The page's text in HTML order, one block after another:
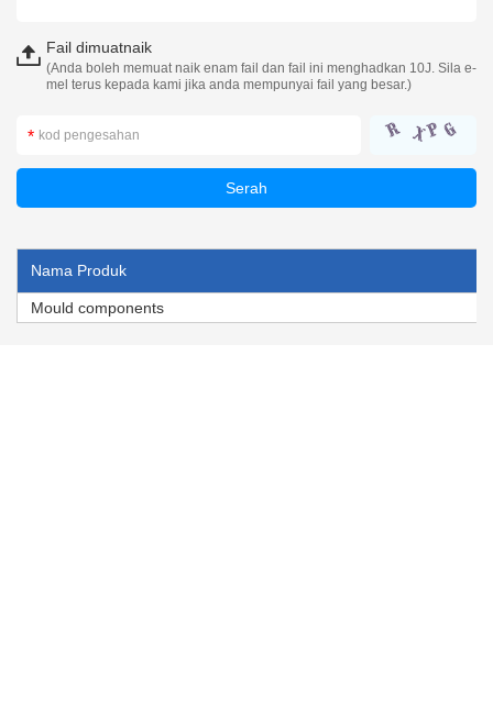
Fail dimuatnaik
(Anda boleh memuat naik enam fail dan fail ini menghadkan 10J. Sila e-
mel terus kepada kami jika anda mempunyai fail yang besar.)
Nama Produk
Mould components